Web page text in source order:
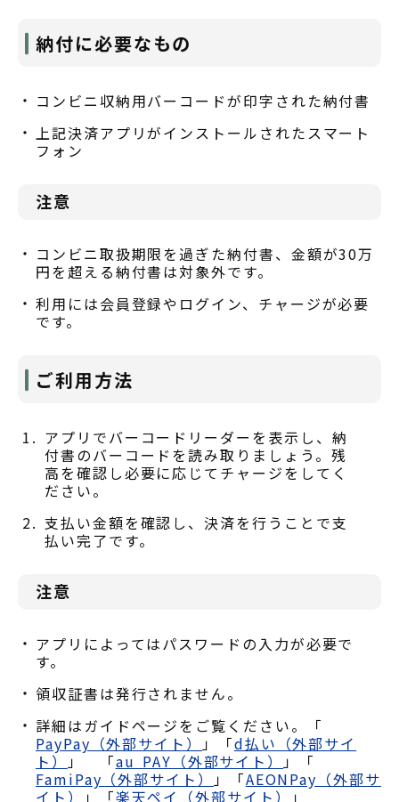
納付に必要なもの
コンビニ収納用バーコードが印字された納付書
上記決済アプリがインストールされたスマート
フォン
注意
コンビニ取扱期限を過ぎた納付書、金額が30万
円を超える納付書は対象外です。
利用には会員登録やログイン、チャージが必要
です。
ご利用方法
アプリでバーコードリーダーを表示し、納
付書のバーコードを読み取りましょう。残
高を確認し必要に応じてチャージをしてく
ださい。
支払い金額を確認し、決済を行うことで支
払い完了です。
注意
アプリによってはパスワードの入力が必要で
す。
領収証書は発行されません。
詳細はガイドページをご覧ください。「
PayPay（外部サイト） 」「d払い（外部サイ
ト） 」 「au PAY（外部サイト） 」「
FamiPay（外部サイト） 」「AEONPay（外部サ
イト）
」「楽天ペイ（外部サイト） 」